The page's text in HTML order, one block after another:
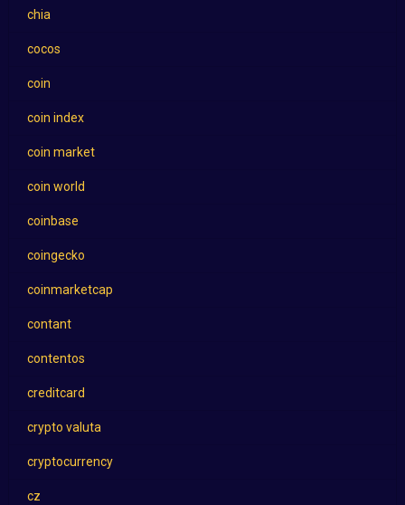
chia
cocos
coin
coin index
coin market
coin world
coinbase
coingecko
coinmarketcap
contant
contentos
creditcard
crypto valuta
cryptocurrency
cz